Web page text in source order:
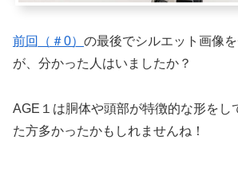
前回（＃0） の最後でシルエット画像
が、分かった人はいましたか？
AGE１は胴体や頭部が特徴的な形をし
た方多かったかもしれませんね！